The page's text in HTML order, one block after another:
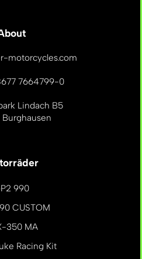
motorcycles.com
7664799-0
Lindach B5
990
CUSTOM
350 MA
Racing Kit